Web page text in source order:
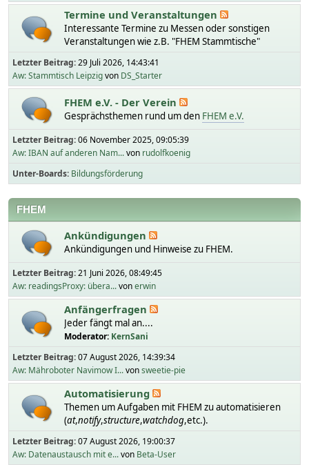
Termine und Veranstaltungen
Interessante Termine zu Messen oder sonstigen
Veranstaltungen wie z.B. "FHEM Stammtische"
Letzter Beitrag:29 Juli 2026, 14:43:41
Aw: Stammtisch Leipzigvon DS_Starter
FHEM e.V. - Der Verein
Gesprächsthemen rund um den FHEM e.V.
Letzter Beitrag:06 November 2025, 09:05:39
Aw: IBAN auf anderen Nam...von rudolfkoenig
Unter-Boards Bildungsförderung
FHEM
Ankündigungen
Ankündigungen und Hinweise zu FHEM.
Letzter Beitrag:21 Juni 2026, 08:49:45
Aw: readingsProxy: übera...vonerwin
Anfängerfragen
Jeder fängt mal an....
Moderator: KernSani
Letzter Beitrag:07 August 2026, 14:39:34
Aw: Mähroboter Navimow I...vonsweetie-pie
Automatisierung
Themen um Aufgaben mit FHEM zu automatisieren
(at,notify,structure,watchdog,etc.).
Letzter Beitrag:07 August 2026, 19:00:37
Aw: Datenaustausch mit e...von Beta-User